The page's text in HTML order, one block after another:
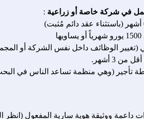
في شركة خاصة أو زراعية :
(تغيير الوظائف داخل نفس الشركة أو
3 أشهر.
تأجير (وهي منظمة تساعد الناس في
داعمة ووثيقة هوية سارية المفعول (انظر